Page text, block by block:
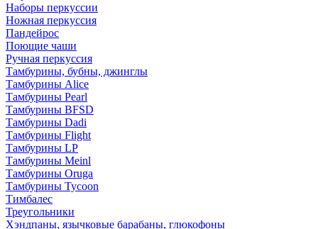
Наборы перкуссии
Ножная перкуссия
Пандейрос
Поющие чаши
Ручная перкуссия
Тамбурины, бубны, джинглы
Тамбурины Alice
Тамбурины Pearl
Тамбурины BFSD
Тамбурины Dadi
Тамбурины Flight
Тамбурины LP
Тамбурины Meinl
Тамбурины Oruga
Тамбурины Tycoon
Тимбалес
Треугольники
Хэндпаны, язычковые барабаны, глюкофоны